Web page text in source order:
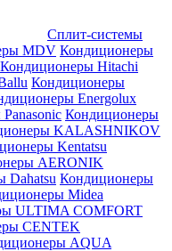
Сплит-системы
MDV Кондиционеры
Кондиционеры Hitachi
Кондиционеры
Energolux
Кондиционеры
KALASHNIKOV
Kentatsu
AERONIK
Dahatsu Кондиционеры
Midea
ULTIMA COMFORT
CENTEK
AQUA